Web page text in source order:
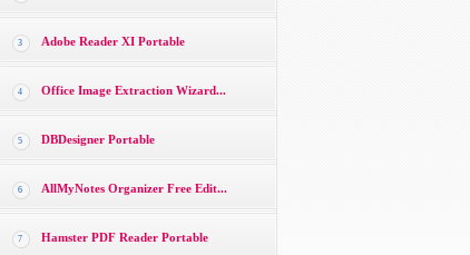
3 Adobe Reader XI Portable
4 Office Image Extraction Wizard...
5 DBDesigner Portable
6 AllMyNotes Organizer Free Edit...
7 Hamster PDF Reader Portable